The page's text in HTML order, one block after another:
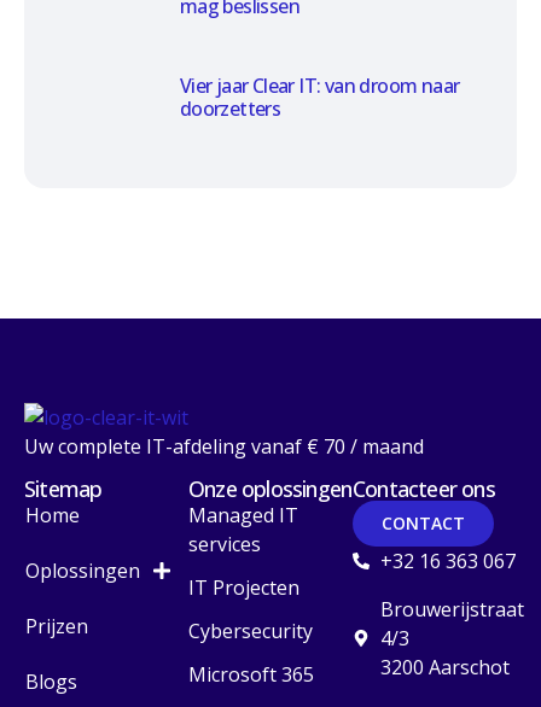
mag beslissen
Vier jaar Clear IT: van droom naar
doorzetters
Uw complete IT-afdeling vanaf € 70 / maand
Sitemap
Home
Oplossingen
Prijzen
Blogs
Onze oplossingen
Managed IT
services
IT Projecten
Cybersecurity
Microsoft 365
Contacteer ons
CONTACT
+32 16 363 067
Brouwerijstraat
4/3
3200 Aarschot